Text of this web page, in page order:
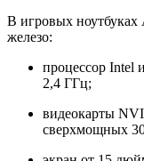
В игровых ноутбуках
железо:
процессор Intel
2,4 ГГц;
видеокарты
сверхмощных